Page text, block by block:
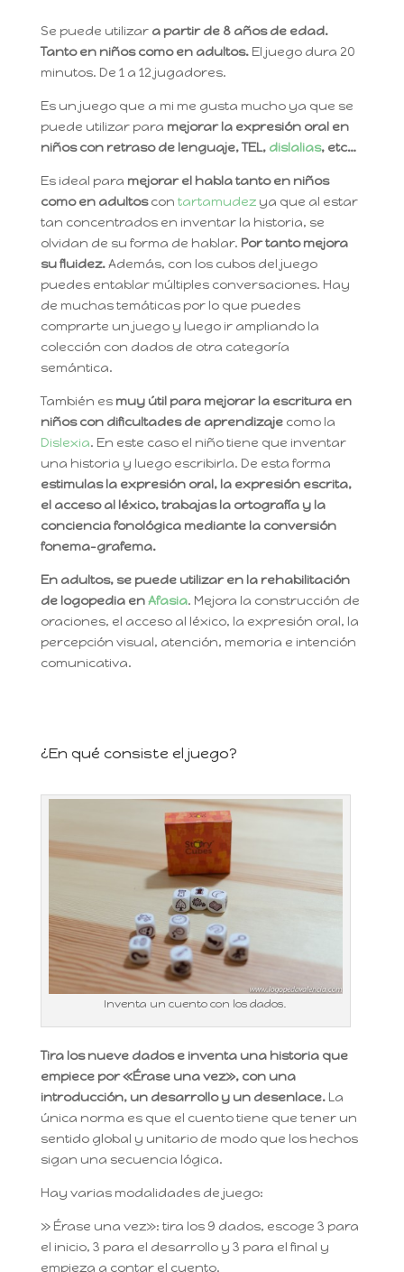
Se puede utilizar a partir de 8 años de edad.
Tanto en niños como en adultos.El juego dura 20
minutos. De 1 a 12 jugadores.
Es un juego que a mi me gusta mucho ya que se
puede utilizar para mejorar la expresión oral en
niños con retraso de lenguaje, TEL, dislalias, etc…
Es ideal para mejorar el habla tanto en niños
como en adultoscon tartamudezya que al estar
tan concentrados en inventar la historia, se
olvidan de su forma de hablar. Por tanto mejora
su fluidez.Además, con los cubos del juego
puedes entablar múltiples conversaciones. Hay
de muchas temáticas por lo que puedes
comprarte un juego y luego ir ampliando la
colección con dados de otra categoría
semántica.
También es muy útil para mejorar la escritura en
niños con dificultades de aprendizajecomo la
Dislexia. En este caso el niño tiene que inventar
una historia y luego escribirla. De esta forma
estimulas la expresión oral, la expresión escrita,
el acceso al léxico, trabajas la ortografía y la
conciencia fonológica mediante la conversión
fonema-grafema.
En adultos, se puede utilizar en la rehabilitación
de logopedia enAfasia. Mejora la construcción de
oraciones, el acceso al léxico, la expresión oral, la
percepción visual, atención, memoria e intención
comunicativa.
¿En qué consiste el juego?
Inventa un cuento con los dados.
Tira los nueve dados e inventa una historia que
empiece por «Érase una vez», con una
introducción, un desarrollo y un desenlace.La
única norma es que el cuento tiene que tener un
sentido global y unitario de modo que los hechos
sigan una secuencia lógica.
Hay varias modalidades de juego:
» Érase una vez»: tira los 9 dados, escoge 3 para
el inicio, 3 para el desarrollo y 3 para el final y
empieza a contar el cuento.